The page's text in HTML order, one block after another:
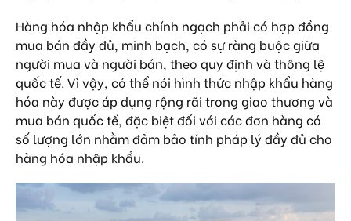
Hàng hóa nhập khẩu chính ngạch phải có hợp đồng
mua bán đầy đủ, minh bạch, có sự ràng buộc giữa
người mua và người bán, theo quy định và thông lệ
quốc tế. Vì vậy, có thể nói hình thức nhập khẩu hàng
hóa này được áp dụng rộng rãi trong giao thương và
mua bán quốc tế, đặc biệt đối với các đơn hàng có
số lượng lớn nhằm đảm bảo tính pháp lý đầy đủ cho
hàng hóa nhập khẩu.